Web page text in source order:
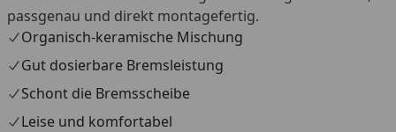
passgenau und direkt montagefertig.
Organisch-keramische Mischung
Gut dosierbare Bremsleistung
Schont die Bremsscheibe
Leise und komfortabel